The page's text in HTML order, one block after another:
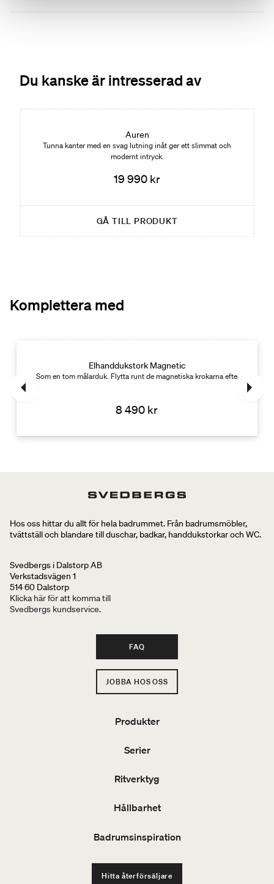
Du kanske är intresserad av
Auren
Tunna kanter med en svag lutning inåt ger ett slimmat och
modernt intryck.
19 990 kr
GÅ TILL PRODUKT
Komplettera med
Elhanddukstork Magnetic
Som en tom målarduk. Flytta runt de magnetiska krokarna efter dina
8 490 kr
Hos oss hittar du allt för hela badrummet. Från badrumsmöbler,
tvättställ och blandare till duschar, badkar, handdukstorkar och WC.
Svedbergs i Dalstorp AB
Verkstadsvägen 1
514 60 Dalstorp
Klicka här för att komma till
Svedbergs kundservice.
FAQ
JOBBA HOS OSS
Produkter
Serier
Ritverktyg
Hållbarhet
Badrumsinspiration
Hitta återförsäljare